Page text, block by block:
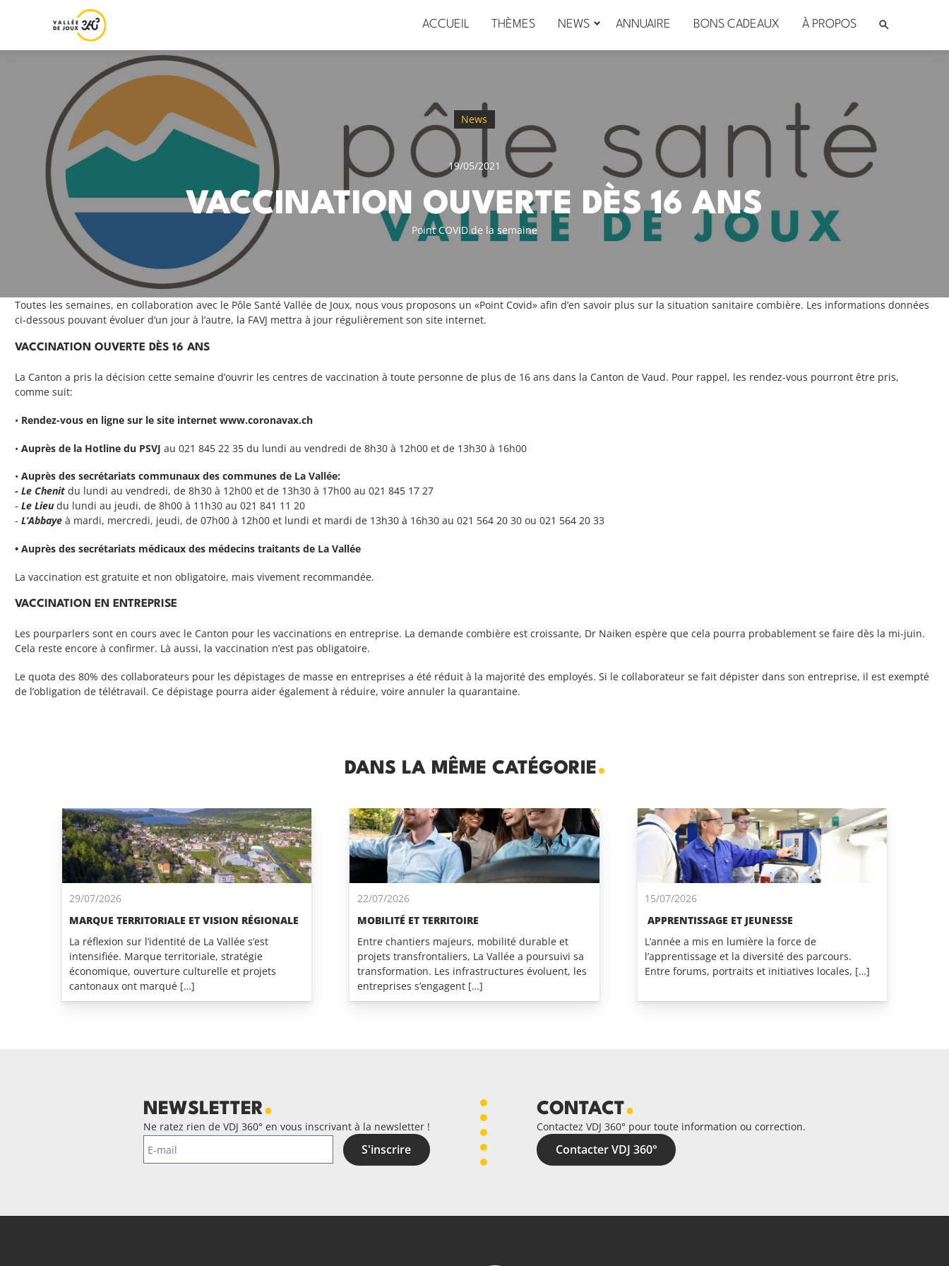
ACCUEIL THÈMES NEWS ANNUAIRE BONS CADEAUX À PROPOS
News
19/05/2021
VACCINATION OUVERTE DÈS 16 ANS
Point COVID de la semaine
Toutes les semaines, en collaboration avec le Pôle Santé Vallée de Joux, nous vous proposons un «Point Covid» afin d’en savoir plus sur la situation sanitaire combière. Les informations données
ci-dessous pouvant évoluer d’un jour à l’autre, la FAVJ mettra à jour régulièrement son site internet.
VACCINATION OUVERTE DÈS 16 ANS
La Canton a pris la décision cette semaine d’ouvrir les centres de vaccination à toute personne de plus de 16 ans dans la Canton de Vaud. Pour rappel, les rendez-vous pourront être pris,
comme suit:
• Rendez-vous en ligne sur le site internet www.coronavax.ch
•Auprès de la Hotline du PSVJau 021 845 22 35 du lundi au vendredi de 8h30 à 12h00 et de 13h30 à 16h00
•Auprès des secrétariats communaux des communes de La Vallée:
- Le Chenit du lundi au vendredi, de 8h30 à 12h00 et de 13h30 à 17h00 au 021 845 17 27
-Le Lieudu lundi au jeudi, de 8h00 à 11h30 au 021 841 11 20
-L’Abbayeà mardi, mercredi, jeudi, de 07h00 à 12h00 et lundi et mardi de 13h30 à 16h30 au 021 564 20 30 ou 021 564 20 33
• Auprès des secrétariats médicaux des médecins traitants de La Vallée
La vaccination est gratuite et non obligatoire, mais vivement recommandée.
VACCINATION EN ENTREPRISE
Les pourparlers sont en cours avec le Canton pour les vaccinations en entreprise. La demande combière est croissante, Dr Naiken espère que cela pourra probablement se faire dès la mi-juin.
Cela reste encore à confirmer. Là aussi, la vaccination n’est pas obligatoire.
Le quota des 80% des collaborateurs pour les dépistages de masse en entreprises a été réduit à la majorité des employés. Si le collaborateur se fait dépister dans son entreprise, il est exempté
de l’obligation de télétravail. Ce dépistage pourra aider également à réduire, voire annuler la quarantaine.
DANS LA MÊME CATÉGORIE
29/07/2026
MARQUE TERRITORIALE ET VISION RÉGIONALE
La réflexion sur l’identité de La Vallée s’est
intensifiée. Marque territoriale, stratégie
économique, ouverture culturelle et projets
cantonaux ont marqué […]
22/07/2026
MOBILITÉ ET TERRITOIRE
Entre chantiers majeurs, mobilité durable et
projets transfrontaliers, La Vallée a poursuivi sa
transformation. Les infrastructures évoluent, les
entreprises s’engagent […]
15/07/2026
APPRENTISSAGE ET JEUNESSE
L’année a mis en lumière la force de
l’apprentissage et la diversité des parcours.
Entre forums, portraits et initiatives locales, […]
NEWSLETTER
Ne ratez rien de VDJ 360° en vous inscrivant à la newsletter !
S'inscrire
CONTACT
Contactez VDJ 360° pour toute information ou correction.
Contacter VDJ 360°